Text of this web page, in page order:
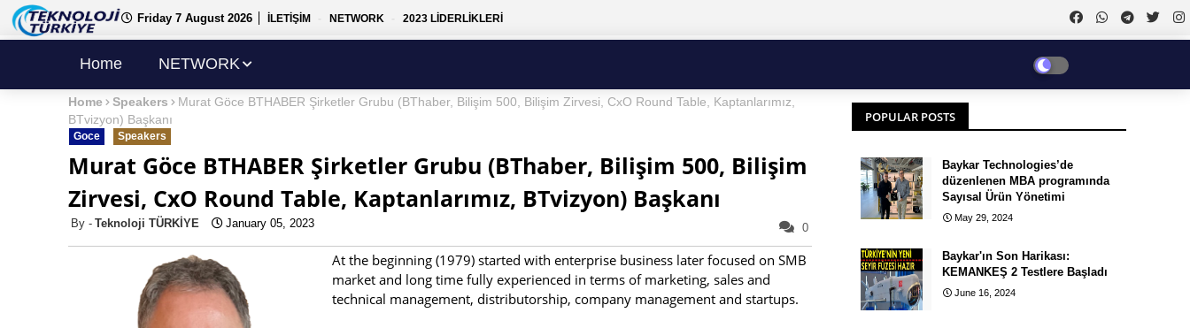
Friday 7 August 2026 İLETİŞİM NETWORK 2023 LİDERLİKLERİ
Home NETWORK
Home Speakers
Murat Göce BTHABER Şirketler Grubu (BThaber, Bilişim 500, Bilişim Zirvesi, CxO Round Table, Kaptanlarımız,
BTvizyon) Başkanı
Goce Speakers
Murat Göce BTHABER Şirketler Grubu (BThaber, Bilişim 500, Bilişim
Zirvesi, CxO Round Table, Kaptanlarımız, BTvizyon) Başkanı
Teknoloji TÜRKİYE January 05, 2023 0
At the beginning (1979) started with enterprise business later focused on SMB
market and long time fully experienced in terms of marketing, sales and
technical management, distributorship, company management and startups.
POPULAR POSTS
Baykar Technologies’de
düzenlenen MBA programında
Sayısal Ürün Yönetimi
May 29, 2024
Baykar'ın Son Harikası:
KEMANKEŞ 2 Testlere Başladı
June 16, 2024